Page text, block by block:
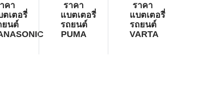
คา
ตเตอรี่
ยนต์
ราคา
แบตเตอรี่
รถยนต์
PUMA
ราคา
แบตเตอรี่
รถยนต์
VARTA